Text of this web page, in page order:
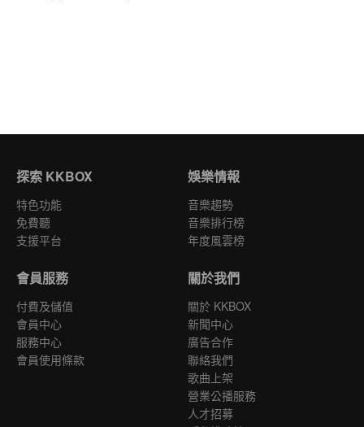
探索 KKBOX
特色功能
免費聽
支援平台
娛樂情報
音樂趨勢
音樂排行榜
年度風雲榜
會員服務
付費及儲值
會員中心
服務中心
會員使用條款
關於我們
關於 KKBOX
新聞中心
廣告合作
聯絡我們
歌曲上架
營業公播服務
人才招募